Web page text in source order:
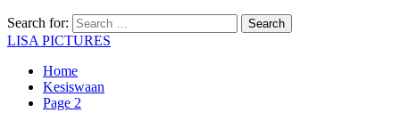
Search for:
LISA PICTURES
Home
Kesiswaan
Page 2